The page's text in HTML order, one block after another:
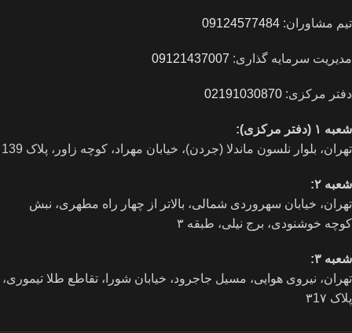
تیم مشاوران: 09124577484
مدیریت سرمایه گذاری: 09121437007
دفتر مرکزی: 02191030870
شعبه ۱ (دفتر مرکزی):
تهران، بلوار نلسون ماندلا (جردن)، خیابان مهراد، کوچه زاور، پلاک 139
شعبه ۲:
تهران، خيابان سهروردی شمالی، بالاتر از چهار راه مطهری، نبش
کوچه خوشنودی، برج نیلی، طبقه ۳
شعبه ۳:
تهران، نیروی هوایی، مسیل جاجرود، خیابان شورا، تقاطع طلا تیموری،
پلاک ۳1۷